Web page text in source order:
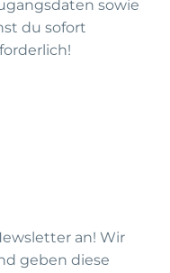
an! Wir
geben diese
sowie
du sofort